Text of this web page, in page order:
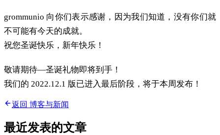
grommunio 向你们表示感谢，因为我们知道，没有你们就
不可能有今天的成就。
祝您圣诞快乐，新年快乐！
敬请期待—圣诞礼物即将到手！
我们的 2022.12.1 版已进入最后阶段，将于本周发布！
返回 博客与新闻
最近发表的文章